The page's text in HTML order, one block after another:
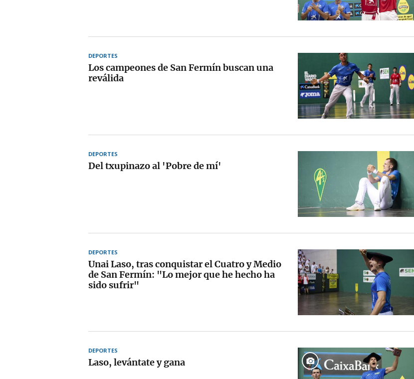
DEPORTES
Los campeones de San Fermín buscan una
reválida
DEPORTES
Del txupinazo al 'Pobre de mí'
DEPORTES
Unai Laso, tras conquistar el Cuatro y Medio
de San Fermín: "Lo mejor que he hecho ha
sido sufrir"
DEPORTES
Laso, levántate y gana